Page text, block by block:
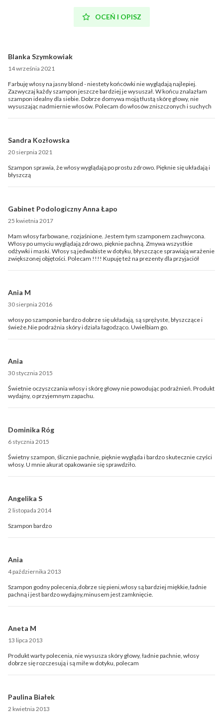
OCEŃ I OPISZ
Blanka Szymkowiak
14 września 2021
Farbuję włosy na jasny blond - niestety końcówki nie wyglądają najlepiej.
Zazwyczaj każdy szampon jeszcze bardziej je wysuszał. W końcu znalazłam
szampon idealny dla siebie. Dobrze domywa moją tłustą skórę głowy, nie
wysuszając nadmiernie włosów. Polecam do włosów zniszczonych i suchych
Sandra Kozłowska
20 sierpnia 2021
Szampon sprawia, że włosy wyglądają po prostu zdrowo. Pięknie się układają i
błyszczą
Gabinet Podologiczny Anna Łapo
25 kwietnia 2017
Mam włosy farbowane, rozjaśnione. Jestem tym szamponem zachwycona.
Włosy po umyciu wyglądają zdrowo, pięknie pachną. Zmywa wszystkie
odżywki i maski. Włosy są jedwabiste w dotyku, błyszczące sprawiają wrażenie
zwiększonej objętości. Polecam !!!! Kupuję też na prezenty dla przyjaciół
Ania M
30 sierpnia 2016
włosy po szamponie bardzo dobrze się układają, są sprężyste, błyszczące i
świeże.Nie podrażnia skóry i działa łagodząco. Uwielbiam go.
Ania
30 stycznia 2015
Świetnie oczyszczania włosy i skórę głowy nie powodując podrażnień. Produkt
wydajny, o przyjemnym zapachu.
Dominika Róg
6 stycznia 2015
Świetny szampon, ślicznie pachnie, pięknie wygląda i bardzo skutecznie czyści
włosy. U mnie akurat opakowanie się sprawdziło.
Angelika S
2 listopada 2014
Szampon bardzo
Ania
4 października 2013
Szampon godny polecenia,dobrze się pieni,włosy są bardziej miękkie,ładnie
pachną i jest bardzo wydajny,minusem jest zamknięcie.
Aneta M
13 lipca 2013
Produkt warty polecenia, nie wysusza skóry głowy, ładnie pachnie, włosy
dobrze się rozczesują i są miłe w dotyku, polecam
Paulina Białek
2 kwietnia 2013